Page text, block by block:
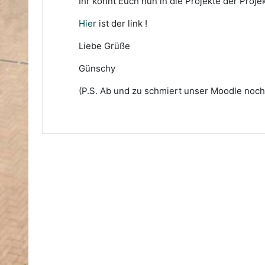
Hier ist der link !
Liebe Grüße
Günschy
(P.S. Ab und zu schmiert unser Moodle